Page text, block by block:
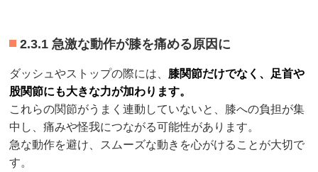
2.3.1 急激な動作が膝を痛める原因に
ダッシュやストップの際には、 膝関節だけでなく、足首や
股関節にも大きな力が加わります。
これらの関節がうまく連動していないと、膝への負担が集
中し、痛みや怪我につながる可能性があります。
急な動作を避け、スムーズな動きを心がけることが大切で
す。